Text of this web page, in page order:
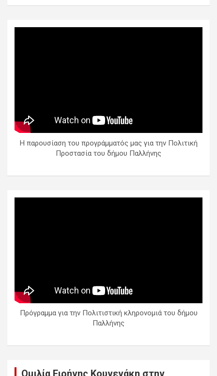
Η παρουσίαση του προγράμματός μας για την Πολιτική
Προστασία του δήμου Παλλήνης
Πρόγραμμα για την Πολιτιστική κληρονομιά του δήμου
Παλλήνης
Ομιλία Ειρήνης Κουνενάκη στην